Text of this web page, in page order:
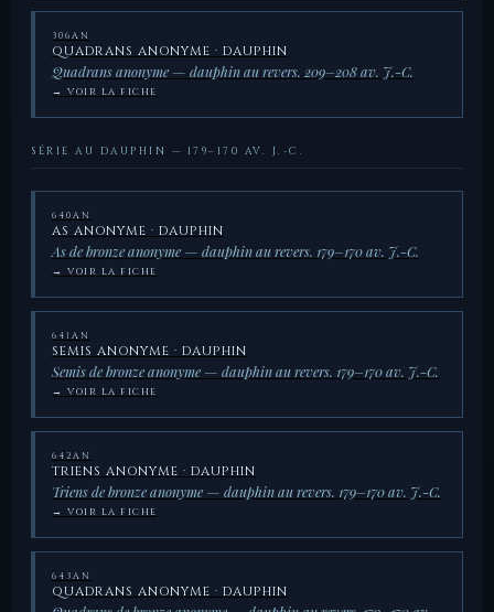
306AN
QUADRANS ANONYME · DAUPHIN
Quadrans anonyme — dauphin au revers. 209–208 av. J.-C.
→ VOIR LA FICHE
SÉRIE AU DAUPHIN — 179–170 AV. J.-C.
640AN
AS ANONYME · DAUPHIN
As de bronze anonyme — dauphin au revers. 179–170 av. J.-C.
→ VOIR LA FICHE
641AN
SEMIS ANONYME · DAUPHIN
Semis de bronze anonyme — dauphin au revers. 179–170 av. J.-C.
→ VOIR LA FICHE
642AN
TRIENS ANONYME · DAUPHIN
Triens de bronze anonyme — dauphin au revers. 179–170 av. J.-C.
→ VOIR LA FICHE
643AN
QUADRANS ANONYME · DAUPHIN